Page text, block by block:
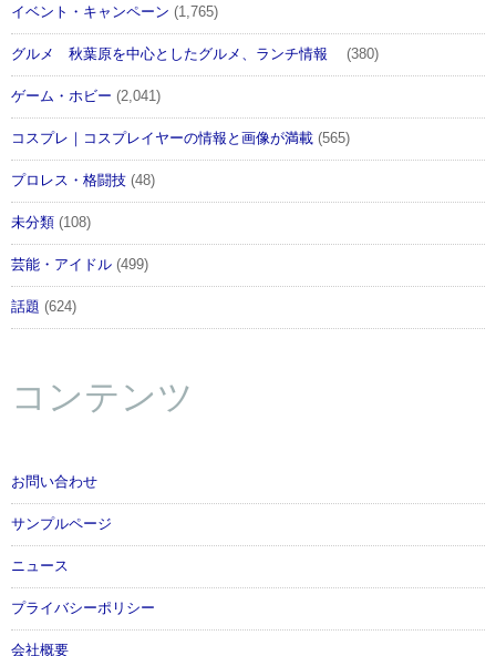
イベント・キャンペーン (1,765)
グルメ 秋葉原を中心としたグルメ、ランチ情報 (380)
ゲーム・ホビー (2,041)
コスプレ｜コスプレイヤーの情報と画像が満載 (565)
プロレス・格闘技 (48)
未分類 (108)
芸能・アイドル (499)
話題 (624)
コンテンツ
お問い合わせ
サンプルページ
ニュース
プライバシーポリシー
会社概要